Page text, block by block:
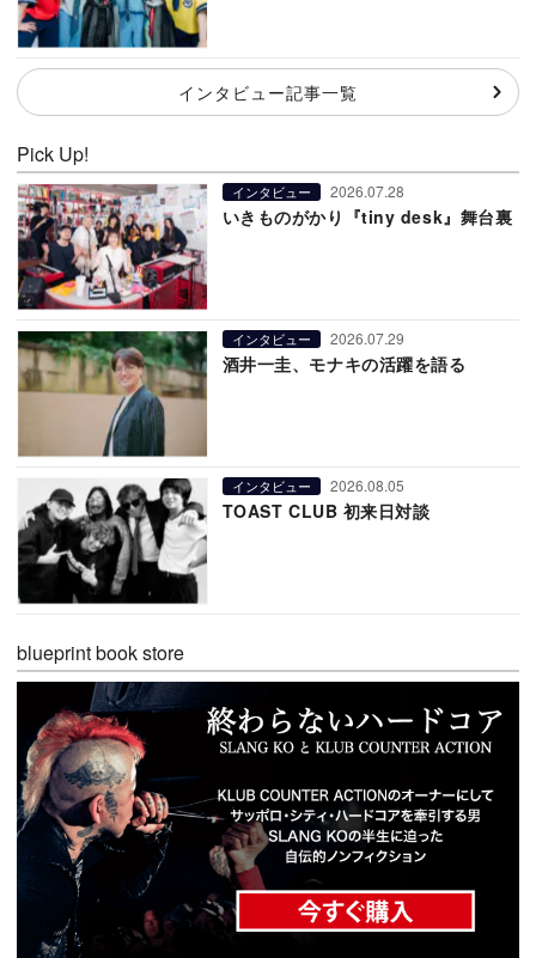
インタビュー記事一覧
Pick Up!
インタビュー 2026.07.28
いきものがかり『tiny desk』舞台裏
インタビュー 2026.07.29
酒井一圭、モナキの活躍を語る
インタビュー 2026.08.05
TOAST CLUB 初来日対談
blueprint book store